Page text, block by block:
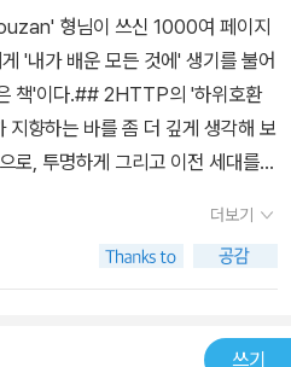
형님이 쓰신 1000여 페이지
'내가 배운 모든 것에' 생기를 불어
책'이다.## 2HTTP의 '하위호환
지향하는 바를 좀 더 깊게 생각해 보
로, 투명하게 그리고 이전 세대를
더보기
쓰기